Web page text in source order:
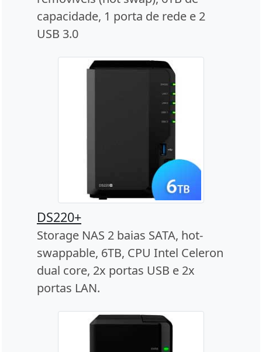
capacidade, 1 porta de rede e 2
USB 3.0
DS220+
Storage NAS 2 baias SATA, hot-
swappable, 6TB, CPU Intel Celeron
dual core, 2x portas USB e 2x
portas LAN.